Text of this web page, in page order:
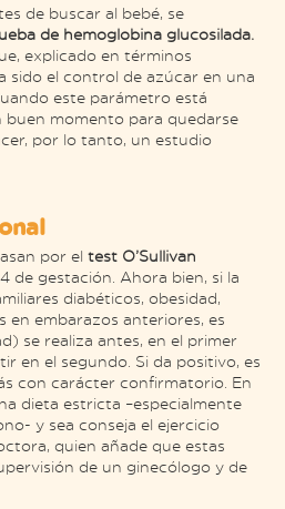
de buscar al bebé, se
de hemoglobina glucosilada.
explicado en términos
sido el control de azúcar en una
este parámetro está
buen momento para quedarse
por lo tanto, un estudio
por el test O’Sullivan
de gestación. Ahora bien, si la
diabéticos, obesidad,
en embarazos anteriores, es
se realiza antes, en el primer
en el segundo. Si da positivo, es
con carácter confirmatorio. En
dieta estricta –especialmente
y sea conseja el ejercicio
quien añade que estas
de un ginecólogo y de